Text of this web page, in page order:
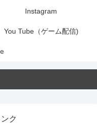
Instagram
You Tube（ゲーム配信)
ク